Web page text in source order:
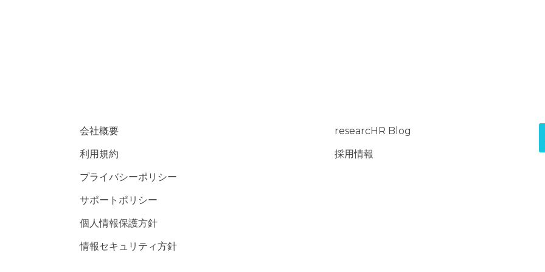
〒151-0071 東京都
TEL：050-5240-
会社概要
利用規約
プライバシーポリシー
サポートポリシー
個人情報保護方針
情報セキュリティ方針
researcHR Blog
採用情報